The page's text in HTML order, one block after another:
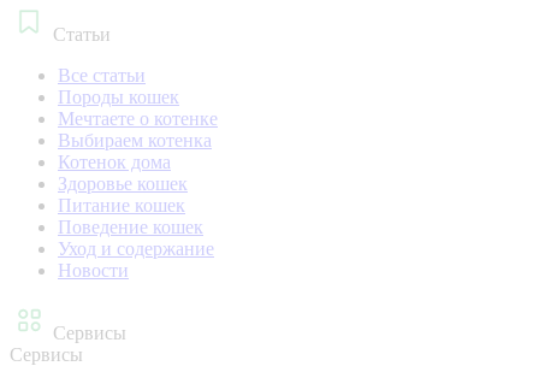
Статьи
Все статьи
Породы кошек
Мечтаете о котенке
Выбираем котенка
Котенок дома
Здоровье кошек
Питание кошек
Поведение кошек
Уход и содержание
Новости
Сервисы
Сервисы